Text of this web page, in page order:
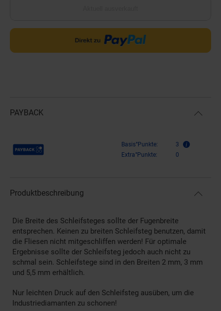
PAYBACK
Payback Punkte Basis°Punkte:
3
Extra°Punkte:
0
Produktbeschreibung
Die Breite des Schleifsteges sollte der Fugenbreite
entsprechen. Keinen zu breiten Schleifsteg benutzen, damit
die Fliesen nicht mitgeschliffen werden! Für optimale
Ergebnisse sollte der Schleifsteg jedoch auch nicht zu
schmal sein. Schleifstege sind in den Breiten 2 mm, 3 mm
und 5,5 mm erhältlich.
Nur leichten Druck auf den Schleifsteg ausüben, um die
Industriediamanten zu schonen!